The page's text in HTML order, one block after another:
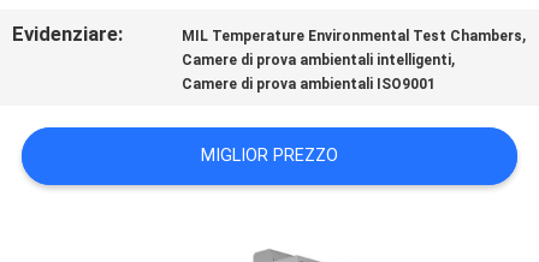
MAPPA
SITO
Evidenziare: MIL Temperature Environmental Test Chambers,
Camere di prova ambientali intelligenti,
Camere di prova ambientali ISO9001
MIGLIOR PREZZO